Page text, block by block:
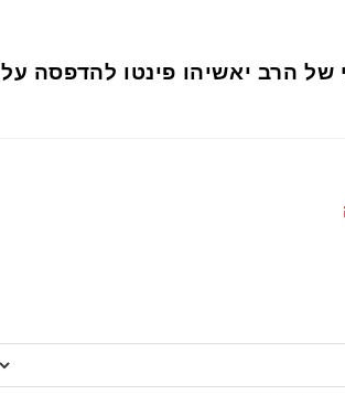
של הרב יאשיהו פינטו להדפסה על